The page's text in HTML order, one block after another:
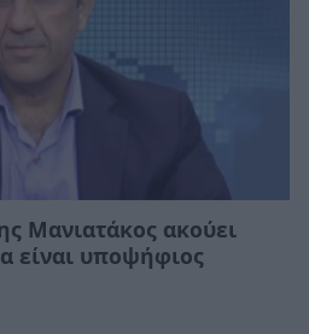
Μανιατάκος ακούει
είναι υποψήφιος